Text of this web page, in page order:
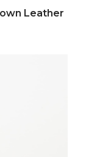
Leather